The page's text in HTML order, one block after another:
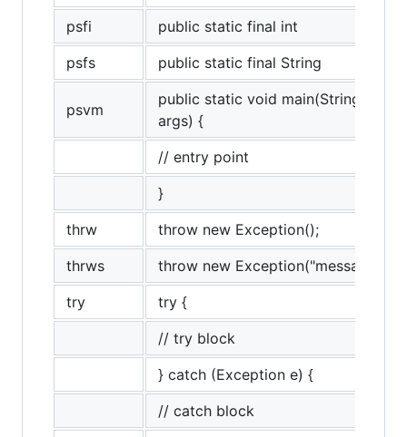
psfi
public static final int
psfs
public static final String
psvm
public static void main(String[]
args) {
// entry point
}
thrw
throw new Exception();
thrws
throw new Exception("message");
try
try {
// try block
} catch (Exception e) {
// catch block